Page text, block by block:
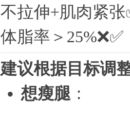
不拉伸+肌肉紧张
体脂率＞
建议根据目标调
想瘦腿 ：